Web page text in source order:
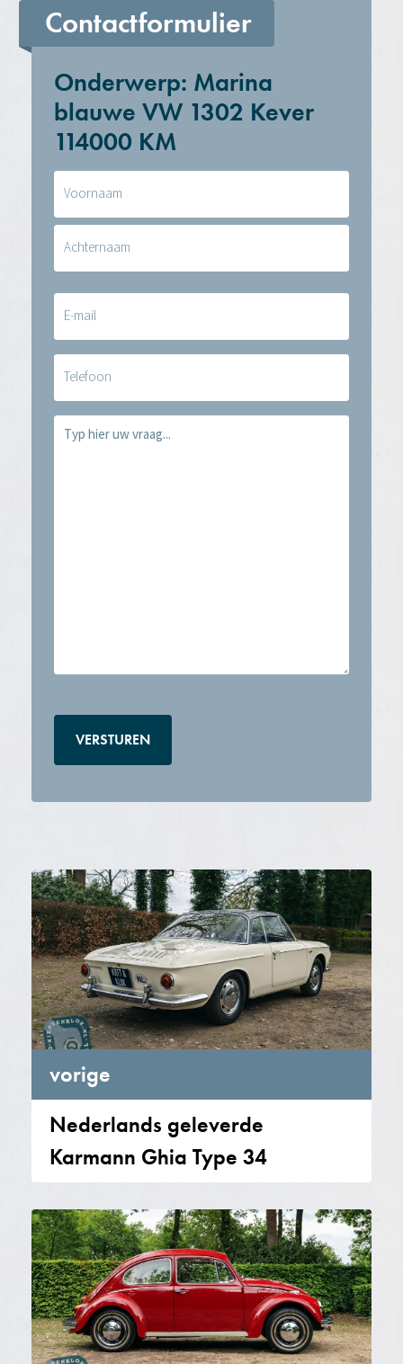
Contactformulier
Onderwerp: Marina
blauwe VW 1302 Kever
114000 KM
(Vereist)
E-
mail
Telefoon
Vraag
(Vereist)
vorige
Nederlands geleverde
Karmann Ghia Type 34